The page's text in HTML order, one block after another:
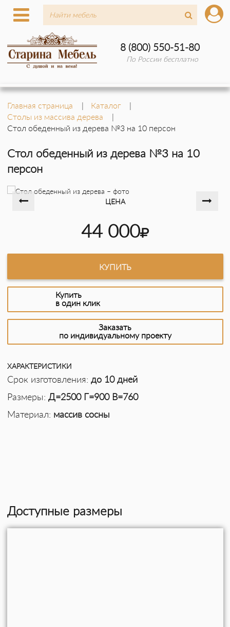
8 (800) 550-51-80
По России бесплатно
Главная страница
Каталог
Столы из массива дерева
Стол обеденный из дерева №3 на 10 персон
Стол обеденный из дерева №3 на 10
персон
ЦЕНА
44 000
КУПИТЬ
Купить
в один клик
Заказать
по индивидуальному проекту
ХАРАКТЕРИСТИКИ
Срок изготовления: до 10 дней
Размеры: Д=2500 Г=900 В=760
Материал: массив сосны
Доступные размеры